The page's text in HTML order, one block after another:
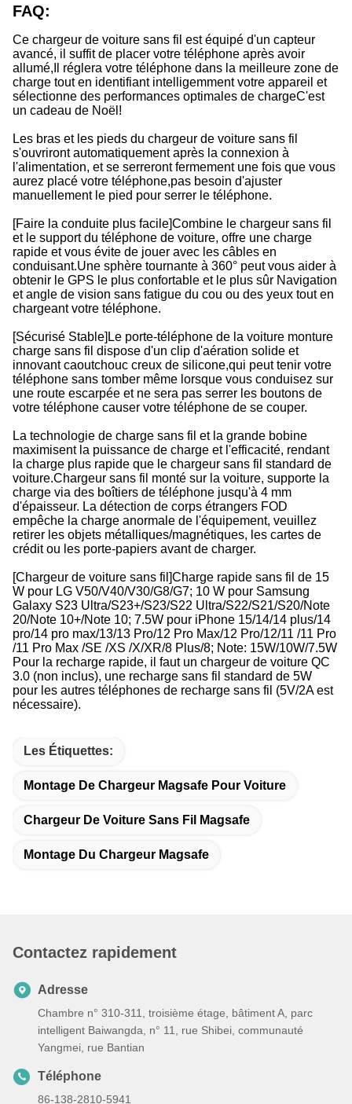
FAQ:
Ce chargeur de voiture sans fil est équipé d'un capteur
avancé, il suffit de placer votre téléphone après avoir
allumé,Il réglera votre téléphone dans la meilleure zone de
charge tout en identifiant intelligemment votre appareil et
sélectionne des performances optimales de chargeC'est
un cadeau de Noël!
Les bras et les pieds du chargeur de voiture sans fil
s'ouvriront automatiquement après la connexion à
l'alimentation, et se serreront fermement une fois que vous
aurez placé votre téléphone,pas besoin d'ajuster
manuellement le pied pour serrer le téléphone.
[Faire la conduite plus facile]Combine le chargeur sans fil
et le support du téléphone de voiture, offre une charge
rapide et vous évite de jouer avec les câbles en
conduisant.Une sphère tournante à 360° peut vous aider à
obtenir le GPS le plus confortable et le plus sûr Navigation
et angle de vision sans fatigue du cou ou des yeux tout en
chargeant votre téléphone.
[Sécurisé Stable]Le porte-téléphone de la voiture monture
charge sans fil dispose d'un clip d'aération solide et
innovant caoutchouc creux de silicone,qui peut tenir votre
téléphone sans tomber même lorsque vous conduisez sur
une route escarpée et ne sera pas serrer les boutons de
votre téléphone causer votre téléphone de se couper.
La technologie de charge sans fil et la grande bobine
maximisent la puissance de charge et l'efficacité, rendant
la charge plus rapide que le chargeur sans fil standard de
voiture.Chargeur sans fil monté sur la voiture, supporte la
charge via des boîtiers de téléphone jusqu'à 4 mm
d'épaisseur. La détection de corps étrangers FOD
empêche la charge anormale de l'équipement, veuillez
retirer les objets métalliques/magnétiques, les cartes de
crédit ou les porte-papiers avant de charger.
[Chargeur de voiture sans fil]Charge rapide sans fil de 15
W pour LG V50/V40/V30/G8/G7; 10 W pour Samsung
Galaxy S23 Ultra/S23+/S23/S22 Ultra/S22/S21/S20/Note
20/Note 10+/Note 10; 7.5W pour iPhone 15/14/14 plus/14
pro/14 pro max/13/13 Pro/12 Pro Max/12 Pro/12/11 /11 Pro
/11 Pro Max /SE /XS /X/XR/8 Plus/8; Note: 15W/10W/7.5W
Pour la recharge rapide, il faut un chargeur de voiture QC
3.0 (non inclus), une recharge sans fil standard de 5W
pour les autres téléphones de recharge sans fil (5V/2A est
nécessaire).
Les Étiquettes:
Montage De Chargeur Magsafe Pour Voiture
Chargeur De Voiture Sans Fil Magsafe
Montage Du Chargeur Magsafe
Contactez rapidement
Adresse
Chambre n° 310-311, troisième étage, bâtiment A, parc
intelligent Baiwangda, n° 11, rue Shibei, communauté
Yangmei, rue Bantian
Téléphone
86-138-2810-5941